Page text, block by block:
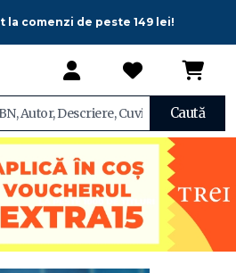
comenzi de peste 149 lei!
Caută